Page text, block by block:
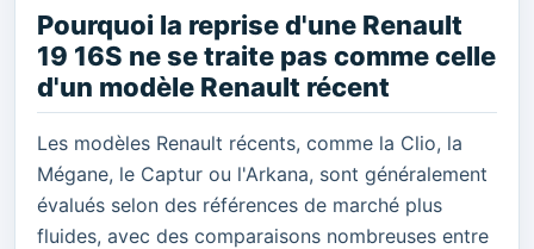
Pourquoi la reprise d'une Renault
19 16S ne se traite pas comme celle
d'un modèle Renault récent
Les modèles Renault récents, comme la Clio, la
Mégane, le Captur ou l'Arkana, sont généralement
évalués selon des références de marché plus
fluides, avec des comparaisons nombreuses entre